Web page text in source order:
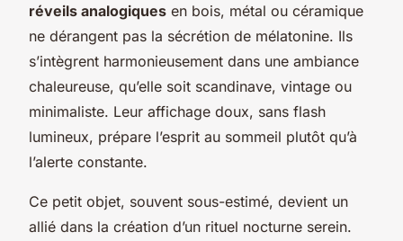
réveils analogiques en bois, métal ou céramique
ne dérangent pas la sécrétion de mélatonine. Ils
s’intègrent harmonieusement dans une ambiance
chaleureuse, qu’elle soit scandinave, vintage ou
minimaliste. Leur affichage doux, sans flash
lumineux, prépare l’esprit au sommeil plutôt qu’à
l’alerte constante.
Ce petit objet, souvent sous-estimé, devient un
allié dans la création d’un rituel nocturne serein.